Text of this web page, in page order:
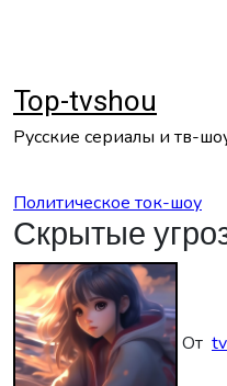
Top-tvshou
Русские сериалы и тв-
Политическое ток-шоу
Скрытые
От